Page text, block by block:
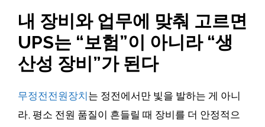
내 장비와 업무에 맞춰 고르면
UPS는 “보험”이 아니라 “생
산성 장비”가 된다
무정전전원장치 는 정전에서만 빛을 발하는 게 아니
라, 평소 전원 품질이 흔들릴 때 장비를 더 안정적으